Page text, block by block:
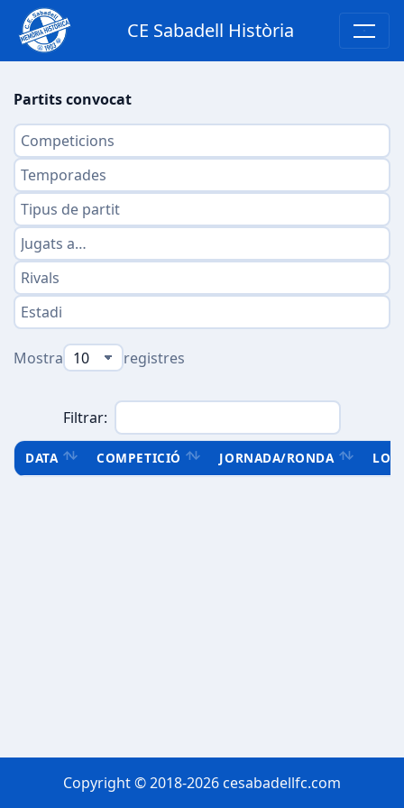
CE Sabadell Història
Partits convocat
Mostra registres
Filtrar:
DATA COMPETICIÓ JORNADA/RONDA
Copyright © 2018-2026 cesabadellfc.com